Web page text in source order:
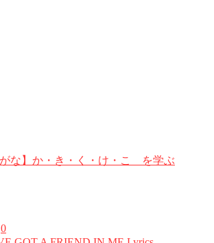
がな】か・き・く・け・こ を学ぶ
0